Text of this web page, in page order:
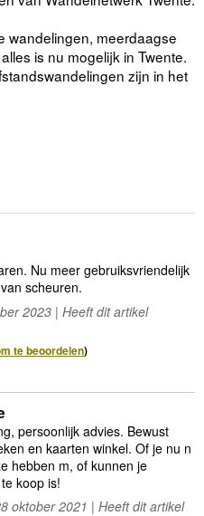
wandelingen, meerdaagse
is nu mogelijk in Twente.
zijn in het
Nu meer gebruiksvriendelijk
scheuren.
2023 | Heeft dit artikel
te beoordelen)
persoonlijk advies. Bewust
en kaarten winkel. Of je nu n
hebben m, of kunnen je
koop is!
oktober 2021 | Heeft dit artikel